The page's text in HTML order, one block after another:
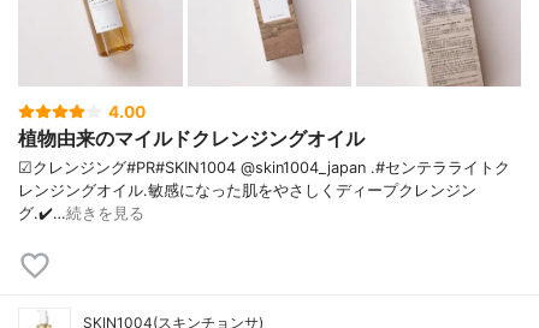
4.00
植物由来のマイルドクレンジングオイル
☑クレンジング#PR#SKIN1004 @skin1004_japan .#センテラライトク
レンジングオイル.敏感になった肌をやさしくディープクレンジン
グ.✔️…続きを見る
SKIN1004(スキンチョンサ)